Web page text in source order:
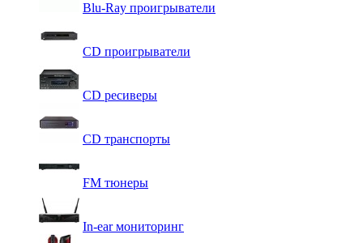
Blu-Ray проигрыватели
CD проигрыватели
CD ресиверы
CD транспорты
FM тюнеры
In-ear мониторинг